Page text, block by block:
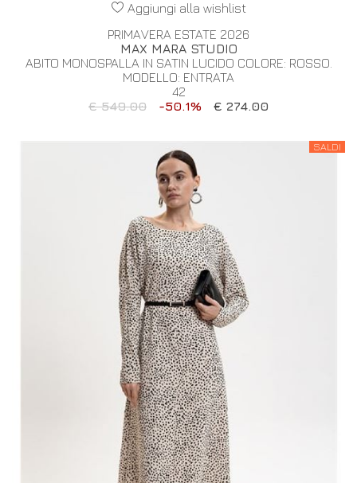
Aggiungi alla wishlist
PRIMAVERA ESTATE 2026
MAX MARA STUDIO
ABITO MONOSPALLA IN SATIN LUCIDO COLORE: ROSSO.
MODELLO: ENTRATA
42
€ 549.00
-50.1% € 274.00
SALDI